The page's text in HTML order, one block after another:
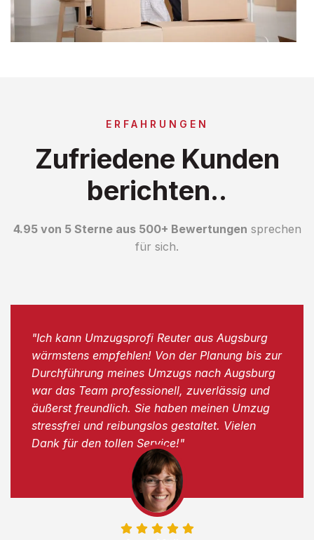
ERFAHRUNGEN
Zufriedene Kunden
berichten..
4.95 von 5 Sterne aus 500+ Bewertungen sprechen
für sich.
"Ich kann Umzugsprofi Reuter aus Augsburg
wärmstens empfehlen! Von der Planung bis zur
Durchführung meines Umzugs nach Augsburg
war das Team professionell, zuverlässig und
äußerst freundlich. Sie haben meinen Umzug
stressfrei und reibungslos gestaltet. Vielen
Dank für den tollen Service!"